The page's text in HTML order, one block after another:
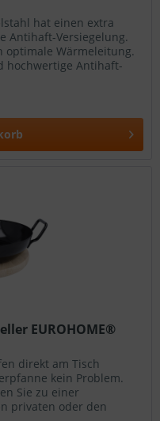
hat einen extra
Antihaft-Versiegelung.
optimale Wärmeleitung.
hochwertige Antihaft-
EUROHOME®
direkt am Tisch
kein Problem.
Sie zu einer
privaten oder den